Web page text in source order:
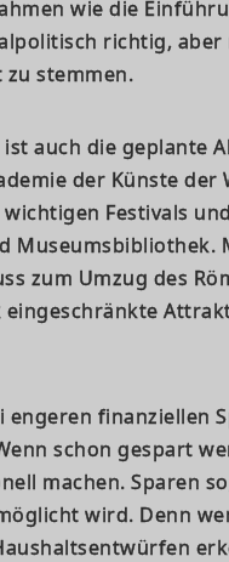
wie die
richtig,
stemmen.
auch die geplante
der Künste der
Festivals
Museumsbibliothek.
zum Umzug des
engeren finanziellen
schon gespart
machen. Sparen
wird. Denn